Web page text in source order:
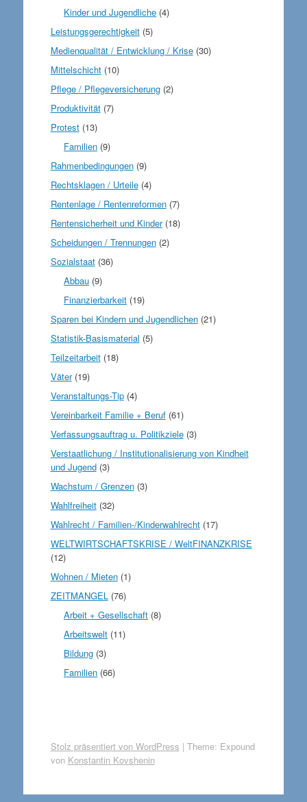
Kinder und Jugendliche (4)
Leistungsgerechtigkeit(5)
Medienqualität / Entwicklung / Krise(30)
Mittelschicht(10)
Pflege / Pflegeversicherung(2)
Produktivität(7)
Protest(13)
Familien (9)
Rahmenbedingungen(9)
Rechtsklagen / Urteile(4)
Rentenlage / Rentenreformen(7)
Rentensicherheit und Kinder(18)
Scheidungen / Trennungen(2)
Sozialstaat(36)
Abbau (9)
Finanzierbarkeit (19)
Sparen bei Kindern und Jugendlichen(21)
Statistik-Basismaterial (5)
Teilzeitarbeit(18)
Väter(19)
Veranstaltungs-Tip(4)
Vereinbarkeit Familie + Beruf(61)
Verfassungsauftrag u. Politikziele(3)
Verstaatlichung / Institutionalisierung von Kindheit
und Jugend(3)
Wachstum / Grenzen(3)
Wahlfreiheit(32)
Wahlrecht / Familien-/Kinderwahlrecht(17)
WELTWIRTSCHAFTSKRISE / WeltFINANZKRISE
(12)
Wohnen / Mieten(1)
ZEITMANGEL (76)
Arbeit + Gesellschaft (8)
Arbeitswelt (11)
Bildung (3)
Familien (66)
Stolz präsentiert von WordPress | Theme: Expound
von Konstantin Kovshenin